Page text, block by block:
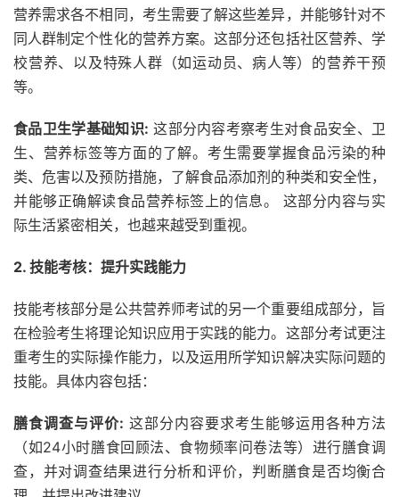
营养需求各不相同，考生需要了解这些差异，并能够针对不
同人群制定个性化的营养方案。这部分还包括社区营养、学
校营养、以及特殊人群（如运动员、病人等）的营养干预
等。
食品卫生学基础知识: 这部分内容考察考生对食品安全、卫
生、营养标签等方面的了解。考生需要掌握食品污染的种
类、危害以及预防措施，了解食品添加剂的种类和安全性，
并能够正确解读食品营养标签上的信息。 这部分内容与实
际生活紧密相关，也越来越受到重视。
2. 技能考核：提升实践能力
技能考核部分是公共营养师考试的另一个重要组成部分，旨
在检验考生将理论知识应用于实践的能力。这部分考试更注
重考生的实际操作能力，以及运用所学知识解决实际问题的
技能。具体内容包括：
膳食调查与评价: 这部分内容要求考生能够运用各种方法
（如24小时膳食回顾法、食物频率问卷法等）进行膳食调
查，并对调查结果进行分析和评价，判断膳食是否均衡合